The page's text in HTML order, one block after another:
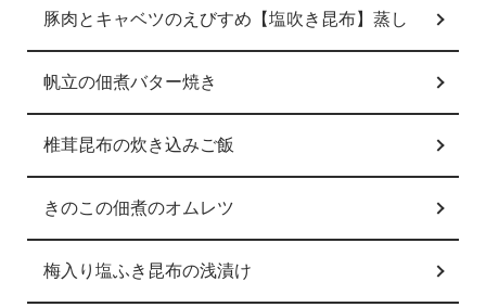
豚肉とキャベツのえびすめ【塩吹き昆布】蒸し
帆立の佃煮バター焼き
椎茸昆布の炊き込みご飯
きのこの佃煮のオムレツ
梅入り塩ふき昆布の浅漬け